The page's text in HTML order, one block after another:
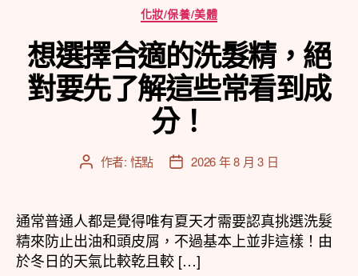
分
類
化妝/保養/美體
想選擇合適的洗髮精，絕
對要先了解這些常看到成
分！
文
者
作者: 恬點
文
佈
日
期
2026 年 8 月 3 日
通常普通人都是覺得唯有夏天才需要認真挑選洗髮
精來防止出油和頭皮屑，不過基本上並非這樣！由
於冬日的天氣比較乾且較 […]